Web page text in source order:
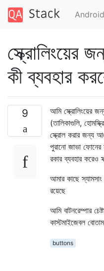
Android
স্ক্রোলিংয়ের
কী ব্যবহার
9
আমি স্ক্রোলিংয়ের
(তালিকাগুলি,
স্ক্রোল করার জন্য
পুরানো জাভা ফোনের
রকার ব্যবহার
আমার কাছে
রয়েছে
আমি বাটনরেম্পার
কাস্টমাইজেবল
buttons